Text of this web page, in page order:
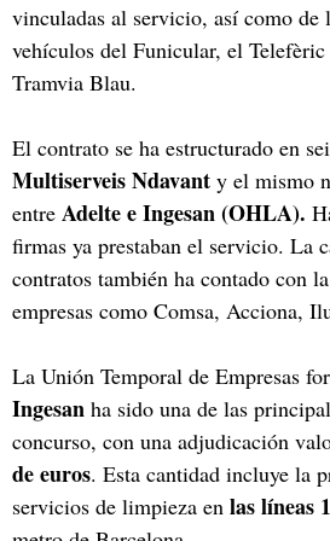
vinculadas al servicio, así como de
vehículos del Funicular, el
Tramvia Blau.
El contrato se ha estructurado en
Multiserveis Ndavant y el mismo
entre Adelte e Ingesan (OHLA).
firmas ya prestaban el servicio. La
contratos también ha contado con
empresas como Comsa, Acciona,
La Unión Temporal de Empresas
Ingesan ha sido una de las
concurso, con una adjudicación
de euros. Esta cantidad incluye la
servicios de limpieza en las líneas